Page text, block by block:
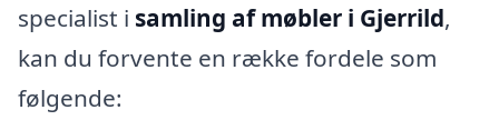
specialist i samling af møbler i Gjerrild,
kan du forvente en række fordele som
følgende: